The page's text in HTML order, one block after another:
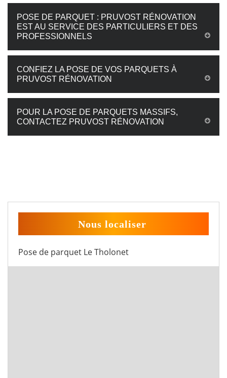
POSE DE PARQUET : PRUVOST RÉNOVATION
EST AU SERVICE DES PARTICULIERS ET DES
PROFESSIONNELS
CONFIEZ LA POSE DE VOS PARQUETS À
PRUVOST RÉNOVATION
POUR LA POSE DE PARQUETS MASSIFS,
CONTACTEZ PRUVOST RÉNOVATION
Nous localiser
Pose de parquet Le Tholonet